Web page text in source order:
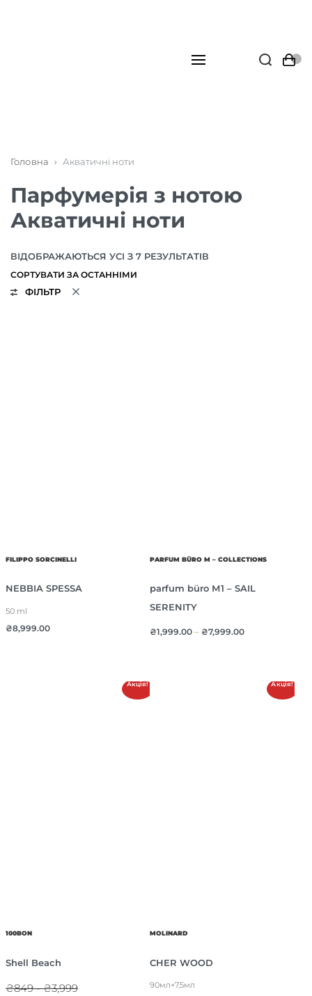
Головна › Акватичні ноти
Парфумерія з нотою
Акватичні ноти
ВІДОБРАЖАЮТЬСЯ УСІ З 7 РЕЗУЛЬТАТІВ
ФІЛЬТР
FILIPPO SORCINELLI
NEBBIA SPESSA
50 ml
₴8,999.00
PARFUM BÜRO M – COLLECTIONS
parfum büro М1 – SAIL
SERENITY
₴1,999.00 – ₴7,999.00
Акція!
100BON
Shell Beach
₴849 - ₴3,999
Акція!
MOLINARD
CHER WOOD
90мл+7,5мл